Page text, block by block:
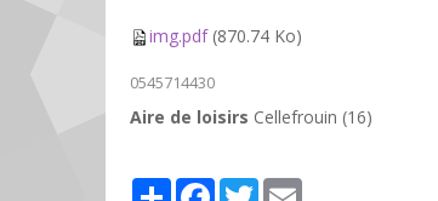
img.pdf(870.74 Ko)
0545714430
Aire de loisirs Cellefrouin (16)
PartagerFacebook
Twitter